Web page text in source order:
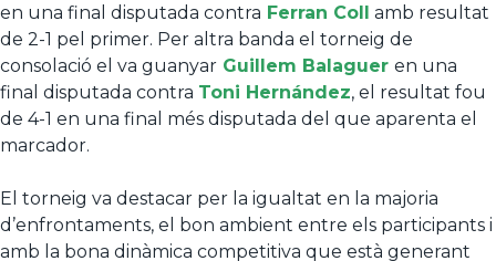
en una final disputada contra Ferran Coll amb resultat
de 2-1 pel primer. Per altra banda el torneig de
consolació el va guanyar Guillem Balaguer en una
final disputada contra Toni Hernández, el resultat fou
de 4-1 en una final més disputada del que aparenta el
marcador.
El torneig va destacar per la igualtat en la majoria
d’enfrontaments, el bon ambient entre els participants i
amb la bona dinàmica competitiva que està generant